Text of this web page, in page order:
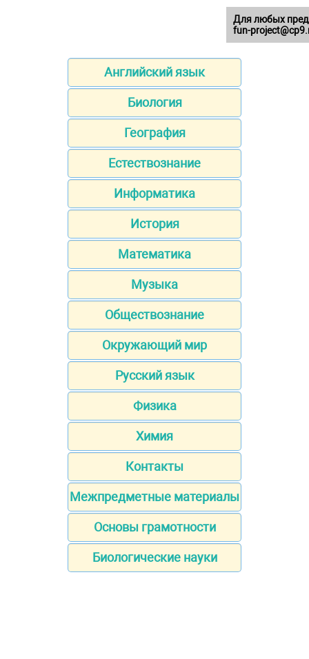
Английский язык
Биология
География
Естествознание
Информатика
История
Математика
Музыка
Обществознание
Окружающий мир
Русский язык
Физика
Химия
Контакты
Межпредметные материалы
Основы грамотности
Биологические науки
Для любых
fun-